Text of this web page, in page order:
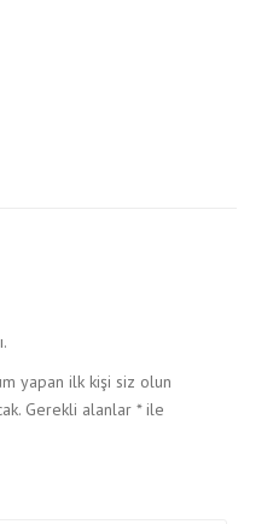
yapan ilk kişi siz olun
Gerekli alanlar *ile